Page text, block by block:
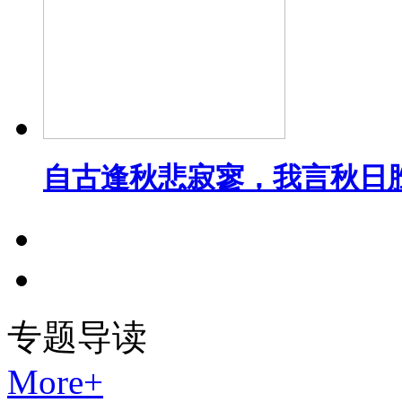
自古逢秋悲寂寥，我言秋
专题导读
More+